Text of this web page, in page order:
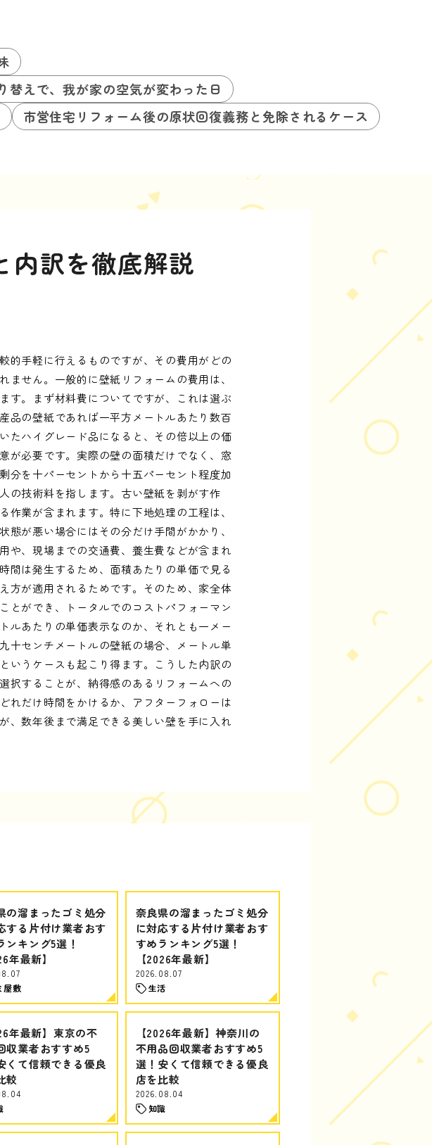
替えで、我が家の空気が変わった日
市営住宅リフォーム後の原状回復義務と免除されるケース
内訳を徹底解説
的手軽に行えるものですが、その費用がどの
せん。一般的に壁紙リフォームの費用は、
す。まず材料費についてですが、これは選ぶ
品の壁紙であれば一平方メートルあたり数百
たハイグレード品になると、その倍以上の価
が必要です。実際の壁の面積だけでなく、窓
分を十パーセントから十五パーセント程度加
の技術料を指します。古い壁紙を剥がす作
業が含まれます。特に下地処理の工程は、
が悪い場合にはその分だけ手間がかかり、
や、現場までの交通費、養生費などが含まれ
間は発生するため、面積あたりの単価で見る
方が適用されるためです。そのため、家全体
とができ、トータルでのコストパフォーマン
ルあたりの単価表示なのか、それとも一メー
十センチメートルの壁紙の場合、メートル単
いうケースも起こり得ます。こうした内訳の
択することが、納得感のあるリフォームへの
れだけ時間をかけるか、アフターフォローは
、数年後まで満足できる美しい壁を手に入れ
の溜まったゴミ処分
する片付け業者おす
ンキング5選！
年最新】
屋敷
奈良県の溜まったゴミ処分
に対応する片付け業者おす
すめランキング5選！
【2026年最新】
2026.08.07
生活
年最新】東京の不
収業者おすすめ5
くて信頼できる優良
較
【2026年最新】神奈川の
不用品回収業者おすすめ5
選！安くて信頼できる優良
店を比較
2026.08.04
知識